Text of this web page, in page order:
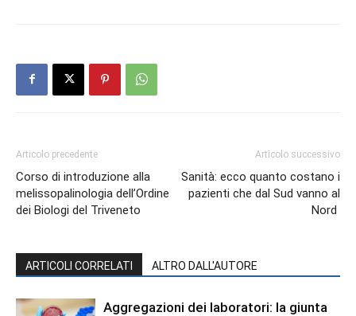
Articolo precedente
Corso di introduzione alla
melissopalinologia dell’Ordine
dei Biologi del Triveneto
Articolo successivo
Sanità: ecco quanto costano i
pazienti che dal Sud vanno al
Nord
ARTICOLI CORRELATI ALTRO DALL'AUTORE
Aggregazioni dei laboratori: la giunta